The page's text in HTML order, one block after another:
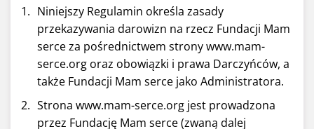
Niniejszy Regulamin określa zasady
przekazywania darowizn na rzecz Fundacji Mam
serce za pośrednictwem strony www.mam-
serce.org oraz obowiązki i prawa Darczyńców, a
także Fundacji Mam serce jako Administratora.
Strona www.mam-serce.org jest prowadzona
przez Fundację Mam serce (zwaną dalej